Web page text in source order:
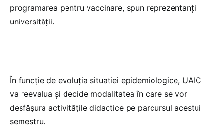
programarea pentru vaccinare, spun reprezentanții
universității.
În funcție de evoluția situației epidemiologice, UAIC
va reevalua și decide modalitatea în care se vor
desfășura activitățile didactice pe parcursul acestui
semestru.